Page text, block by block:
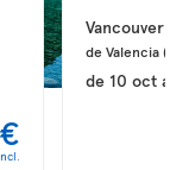
Vancouver
de Valencia (ES)
de 10 oct a